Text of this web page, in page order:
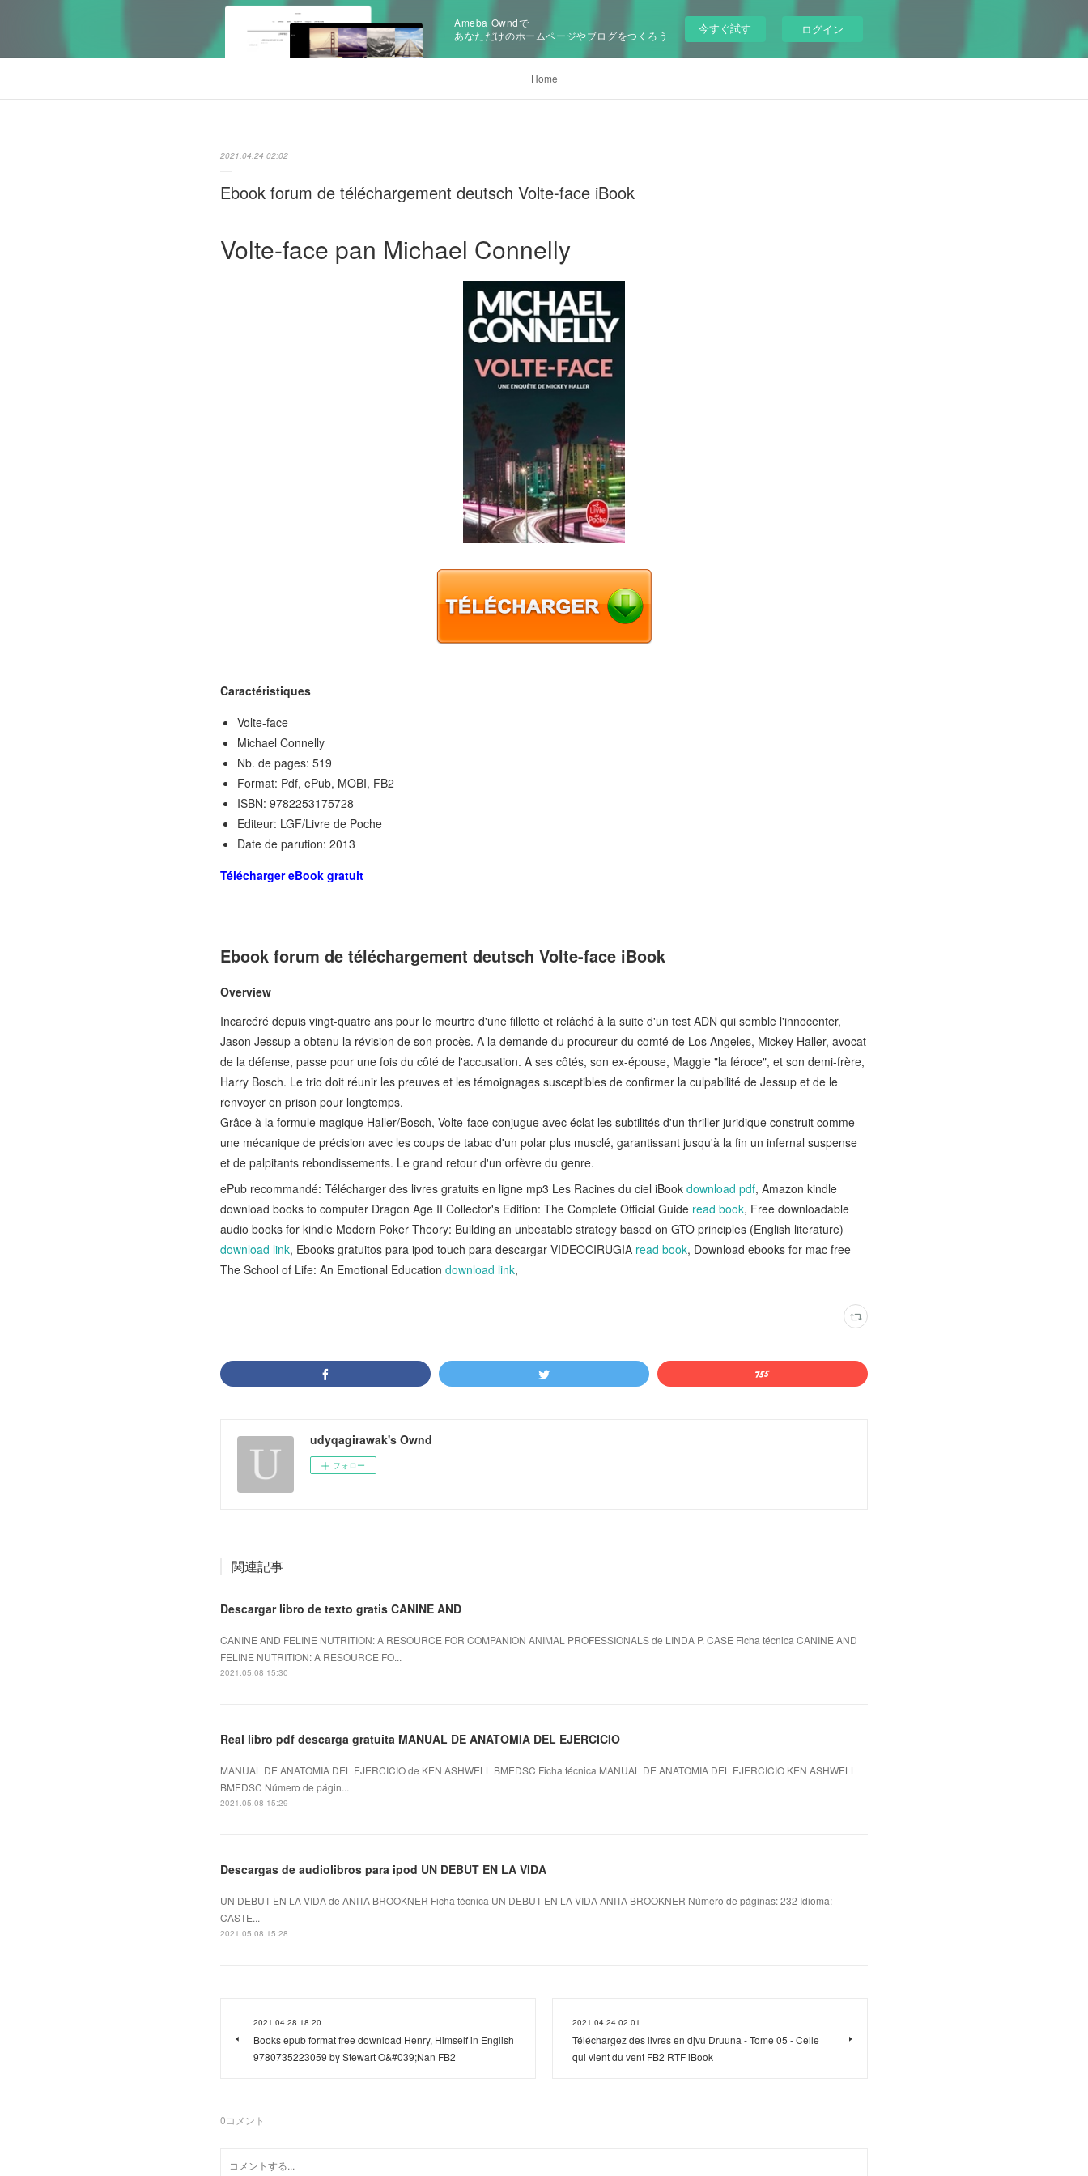
Ameba Owndで
あなただけのホームページやブログをつくろう
今すぐ試す ログイン
Home
2021.04.24 02:02
Ebook forum de téléchargement deutsch Volte-face iBook
Volte-face pan Michael Connelly
Caractéristiques
Volte-face
Michael Connelly
Nb. de pages: 519
Format: Pdf, ePub, MOBI, FB2
ISBN: 9782253175728
Editeur: LGF/Livre de Poche
Date de parution: 2013
Télécharger eBook gratuit
Ebook forum de téléchargement deutsch Volte-face iBook
Overview
Incarcéré depuis vingt-quatre ans pour le meurtre d'une fillette et relâché à la suite d'un test ADN qui semble l'innocenter,
Jason Jessup a obtenu la révision de son procès. A la demande du procureur du comté de Los Angeles, Mickey Haller, avocat
de la défense, passe pour une fois du côté de l'accusation. A ses côtés, son ex-épouse, Maggie "la féroce", et son demi-frère,
Harry Bosch. Le trio doit réunir les preuves et les témoignages susceptibles de confirmer la culpabilité de Jessup et de le
renvoyer en prison pour longtemps.
Grâce à la formule magique Haller/Bosch, Volte-face conjugue avec éclat les subtilités d'un thriller juridique construit comme
une mécanique de précision avec les coups de tabac d'un polar plus musclé, garantissant jusqu'à la fin un infernal suspense
et de palpitants rebondissements. Le grand retour d'un orfèvre du genre.
ePub recommandé: Télécharger des livres gratuits en ligne mp3 Les Racines du ciel iBook download pdf, Amazon kindle
download books to computer Dragon Age II Collector's Edition: The Complete Official Guide read book, Free downloadable
audio books for kindle Modern Poker Theory: Building an unbeatable strategy based on GTO principles (English literature)
download link, Ebooks gratuitos para ipod touch para descargar VIDEOCIRUGIA read book, Download ebooks for mac free
The School of Life: An Emotional Education download link,
udyqagirawak's Ownd
フォロー
関連記事
Descargar libro de texto gratis CANINE AND
CANINE AND FELINE NUTRITION: A RESOURCE FOR COMPANION ANIMAL PROFESSIONALS de LINDA P. CASE Ficha técnica CANINE AND
FELINE NUTRITION: A RESOURCE FO...
2021.05.08 15:30
Real libro pdf descarga gratuita MANUAL DE ANATOMIA DEL EJERCICIO
MANUAL DE ANATOMIA DEL EJERCICIO de KEN ASHWELL BMEDSC Ficha técnica MANUAL DE ANATOMIA DEL EJERCICIO KEN ASHWELL
BMEDSC Número de págin...
2021.05.08 15:29
Descargas de audiolibros para ipod UN DEBUT EN LA VIDA
UN DEBUT EN LA VIDA de ANITA BROOKNER Ficha técnica UN DEBUT EN LA VIDA ANITA BROOKNER Número de páginas: 232 Idioma:
CASTE...
2021.05.08 15:28
2021.04.28 18:20
Books epub format free download Henry, Himself in English
9780735223059 by Stewart O&#039;Nan FB2
2021.04.24 02:01
Téléchargez des livres en djvu Druuna - Tome 05 - Celle
qui vient du vent FB2 RTF iBook
0コメント